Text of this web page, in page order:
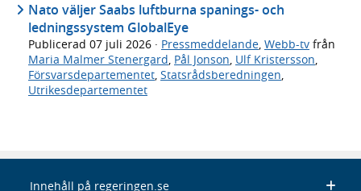
Nato väljer Saabs luftburna spanings- och
ledningssystem GlobalEye
Publicerad 07 juli 2026 · Pressmeddelande, Webb-tv från
Maria Malmer Stenergard, Pål Jonson, Ulf Kristersson,
Försvarsdepartementet, Statsrådsberedningen,
Utrikesdepartementet
Innehåll på regeringen.se